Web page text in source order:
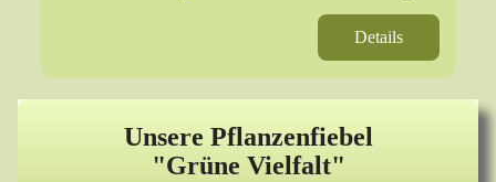
Unsere Pflanzenfiebel
"Grüne Vielfalt"
Details